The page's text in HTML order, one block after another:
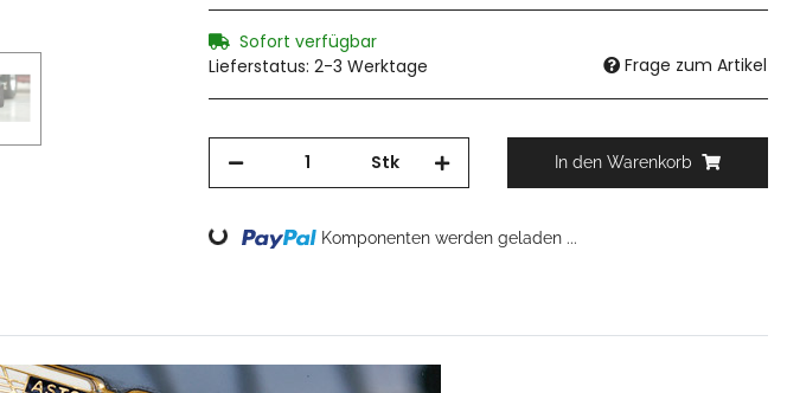
Sofort verfügbar
Lieferstatus: 2-3 Werktage
Frage zum Artikel
Stk In den Warenkorb
Loading... Komponenten werden geladen ...